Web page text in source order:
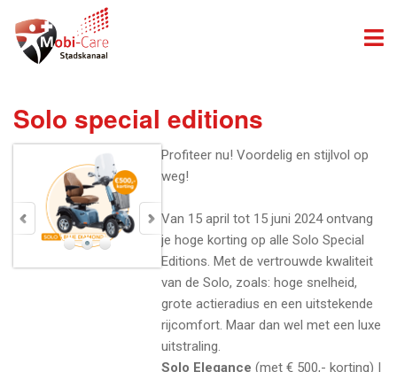
Solo special editions
Profiteer nu! Voordelig en stijlvol op
weg!
Van 15 april tot 15 juni 2024 ontvang
je hoge korting op alle Solo Special
Editions. Met de vertrouwde kwaliteit
van de Solo, zoals: hoge snelheid,
grote actieradius en een uitstekende
rijcomfort. Maar dan wel met een luxe
uitstraling.
Solo Elegance(met € 500,- korting) |